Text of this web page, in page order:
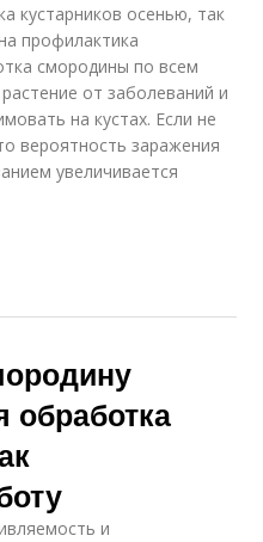
кустарников осенью, так
профилактика
смородины по всем
от заболеваний и
на кустах. Если не
вероятность заражения
увеличивается
обработка
и